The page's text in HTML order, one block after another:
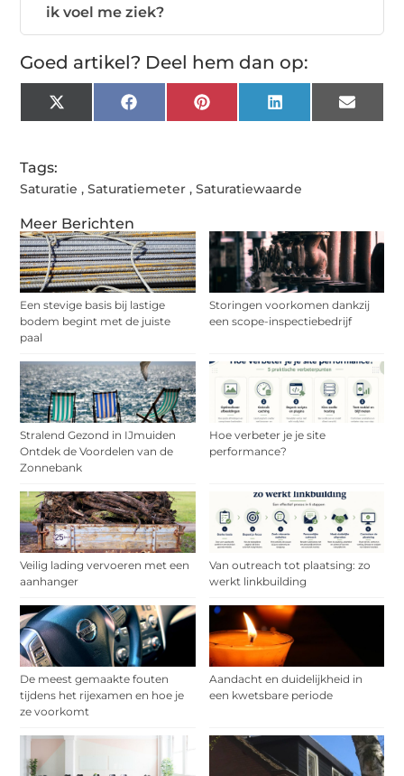
Meer Berichten
Een stevige basis bij lastige
bodem begint met de juiste
paal
Storingen voorkomen dankzij
een scope-inspectiebedrijf
Stralend Gezond in IJmuiden
Ontdek de Voordelen van de
Zonnebank
Hoe verbeter je je site
performance?
Veilig lading vervoeren met een
aanhanger
Van outreach tot plaatsing: zo
werkt linkbuilding
De meest gemaakte fouten
tijdens het rijexamen en hoe je
ze voorkomt
Aandacht en duidelijkheid in
een kwetsbare periode
ik voel me ziek?
Goed artikel? Deel hem dan op:
X
(Twitter)
FacebookPinterestLinkedIn Email
Tags:
Saturatie ,Saturatiemeter ,Saturatiewaarde